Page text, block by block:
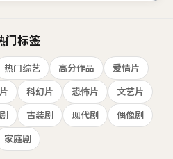
门标签
热门综艺 高分作品
爱情片
科幻片 恐怖片
文艺片
古装剧 现代剧
偶像剧
家庭剧